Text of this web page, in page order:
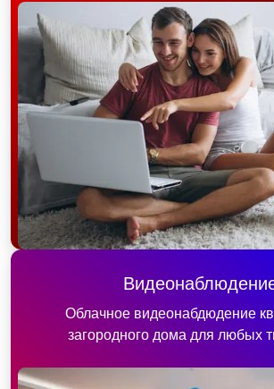
Облачное видеонабдюдение
загородного дома для любых